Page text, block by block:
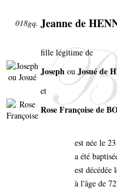
018gq. Jeanne de
fille légitime de
Joseph ou Josué de
et
Rose Françoise de
est née le
a été
est
à l'âge de